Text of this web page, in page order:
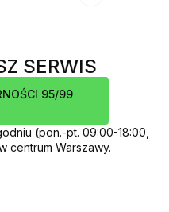
SERWIS
95/99
(pon.-pt. 09:00-18:00,
centrum Warszawy.